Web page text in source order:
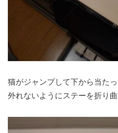
猫がジャンプして下から当た
外れないようにステーを折り曲